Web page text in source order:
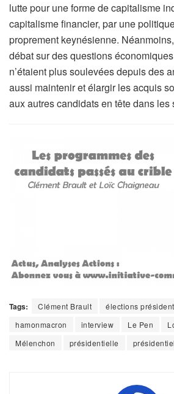
lutte pour une forme de capitalisme
capitalisme financier, par une
proprement keynésienne.
débat sur des questions
n’étaient plus soulevées depuis des
aussi maintenir et élargir les acquis
aux autres candidats en tête dans les
Tags: Clément Brault élections
hamonmacron
interview Le Pen
Mélenchon
présidentielle